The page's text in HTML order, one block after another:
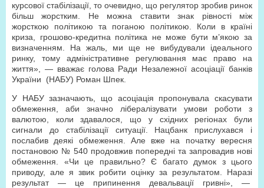
курсової стабілізації, то очевидно, що регулятор зробив ринок
більш жорстким. Не можна ставити знак рівності між
жорсткою політикою та поганою політикою. Коли в країні
криза, грошово-кредитна політика не може бути м’якою за
визначенням. На жаль, ми ще не вибудували ідеального
ринку, тому адміністративне регулювання має право на
життя», — вважає голова Ради Незалежної асоціації банків
України
(НАБУ) Роман Шпек.
У НАБУ зазначають, що асоціація пропонувала скасувати
обмеження, аби значно лібералізувати умови роботи з
валютою, коли здавалося, що у східних регіонах були
сигнали до стабілізації ситуації. Нацбанк прислухався і
послабив деякі обмеження. Але вже на початку вересня
постановою № 540 продовжив попередні та запровадив нові
обмеження. «Чи це правильно? Є багато думок з цього
приводу, але я звик робити оцінку за результатом. Наразі
результат — це припинення девальвації гривні», —